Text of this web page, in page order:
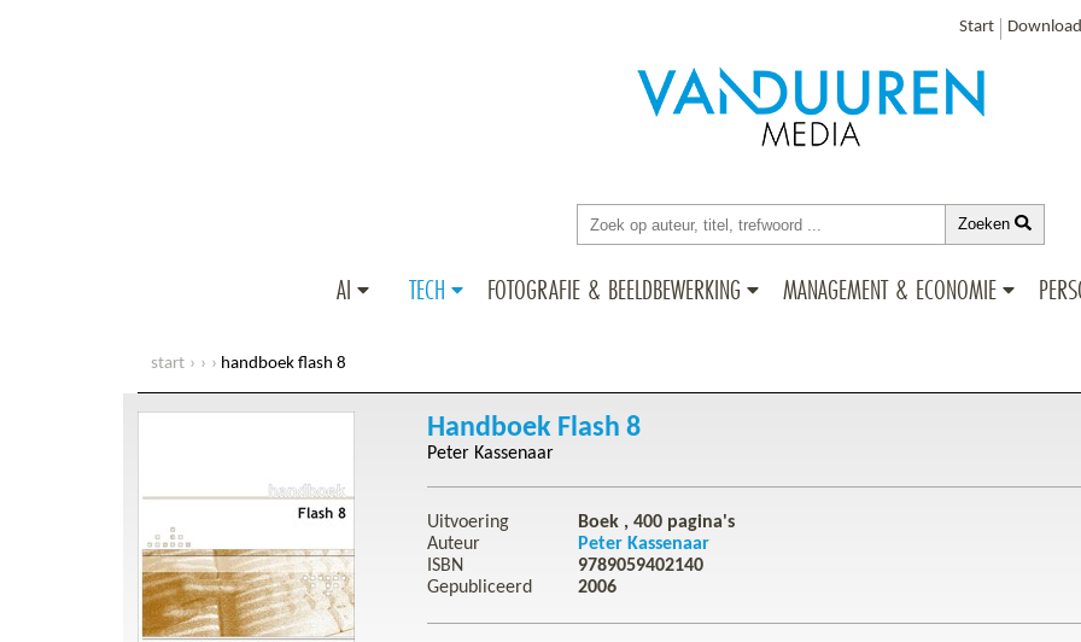
Start
Zoeken
AI TECH FOTOGRAFIE & BEELDBEWERKING MANAGEMENT & ECONOMIE
start handboek flash 8
Handboek Flash 8
Peter Kassenaar
Uitvoering Boek , 400 pagina's
Auteur
Peter Kassenaar
ISBN
9789059402140
Gepubliceerd
2006